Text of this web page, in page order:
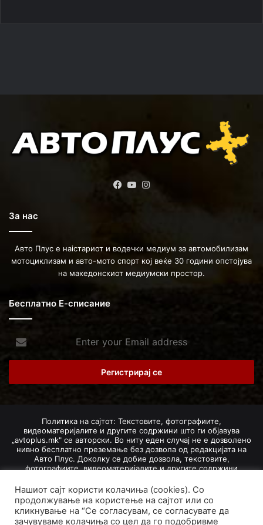
Facebook
YouTube
За нас
Авто Плус е наістариот и водечки медиум за автомобилизам
мотоциклизам и авто-мото спорт кој веќе 30 години опстојува
на македонскиот медиумски простор.
Бесплатно Е-списание
your
Email
Политика на сајтот: Текстовите, фотографиите,
видеоматеријалите и другите содржини што ги објавува
„avtoplus.mk" се авторски. Во ниту еден случај не е дозволено
нивно бесплатно преземање без дозвола од редакцијата на
Авто Плус. Доколку се добие дозвола, текстовите,
фотографиите, видеоматеријалите и другите содржини
изворот и авторот со вметнување на директна интернет-врска
(линк) до оригиналната содржина на „avtoplus.mk". При
добивање на одобрување од редакцијата за превземање на
текст, може да се превземе само дел од новинарско дело
Нашиот сајт користи колачиња (cookies). Со
продолжување на користење на сајтот или со
кликнување на “Се согласувам, се согласувате да
зачувуваме колачиња со цел да го подобривме